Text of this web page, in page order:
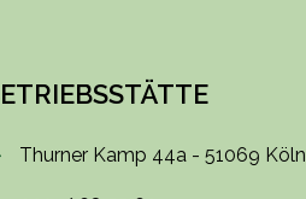
Thurner Kamp 44a - 51069 Köln